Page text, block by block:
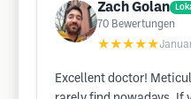
Zach Golan
70 Bewertungen
★★★★★
Excellent doctor!